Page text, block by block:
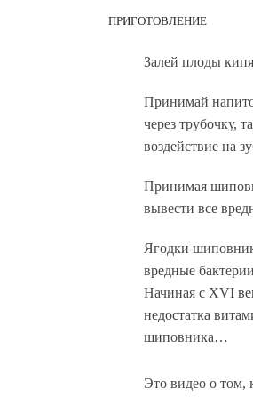
ПРИГОТОВЛЕНИЕ
Залей плоды
Принимай
через трубочку,
воздействие на
Принимая
вывести все
Ягодки
вредные
Начиная с XVI
недостатка
шиповника…
Это видео о том,